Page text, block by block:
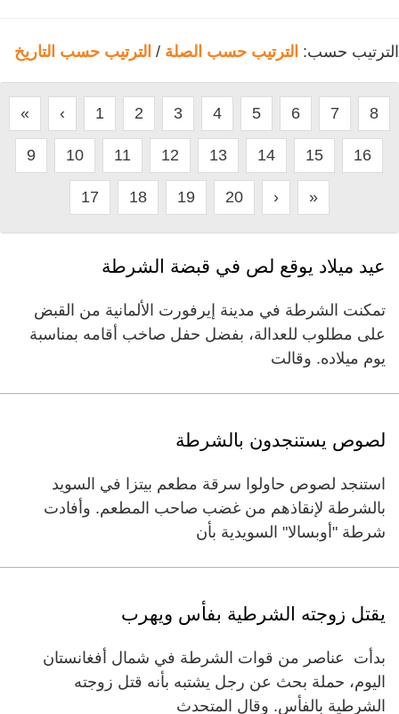
الترتيب حسب: الترتيب حسب الصلة / الترتيب حسب التاريخ
« ‹ 1 2 3 4 5 6 7 8
9 10 11 12 13 14 15 16
17 18 19 20 › »
عيد ميلاد يوقع لص في قبضة الشرطة
تمكنت الشرطة في مدينة إيرفورت الألمانية من القبض
على مطلوب للعدالة، بفضل حفل صاخب أقامه بمناسبة
يوم ميلاده. وقالت
لصوص يستنجدون بالشرطة
استنجد لصوص حاولوا سرقة مطعم بيتزا في السويد
بالشرطة لإنقاذهم من غضب صاحب المطعم. وأفادت
شرطة "أوبسالا" السويدية بأن
يقتل زوجته الشرطية بفأس ويهرب
بدأت عناصر من قوات الشرطة في شمال أفغانستان
اليوم، حملة بحث عن رجل يشتبه بأنه قتل زوجته
الشرطية بالفأس. وقال المتحدث